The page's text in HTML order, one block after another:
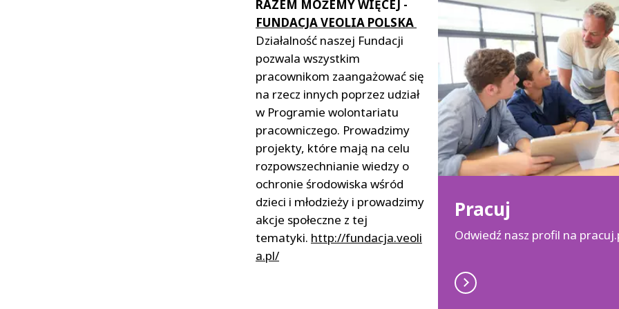
Pracuj
Odwiedź nasz profil na
RAZEM MOŻEMY WIĘCEJ -
FUNDACJA VEOLIA POLSKA
Działalność naszej Fundacji
pozwala wszystkim
pracownikom zaangażować się
na rzecz innych poprzez udział
w Programie wolontariatu
pracowniczego. Prowadzimy
projekty, które mają na celu
rozpowszechnianie wiedzy o
ochronie środowiska wśród
dzieci i młodzieży i prowadzimy
akcje społeczne z tej
tematyki. http://fundacja.veoli
a.pl/